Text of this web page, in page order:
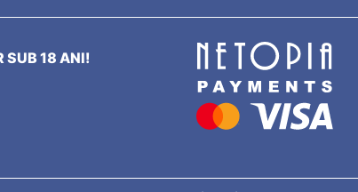
SUB 18 ANI!